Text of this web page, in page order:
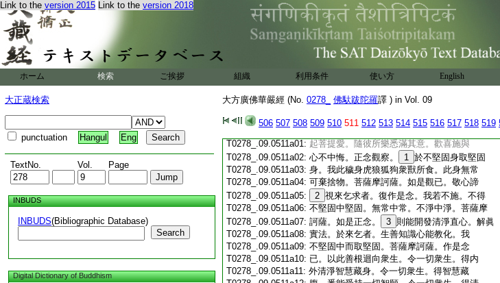
Link to the version 2015 Link to the version 2018
ホーム 検索 ご挨拶 組織 利用条件 使い方 English
大正蔵検索
punctuation Hangul Eng
TextNo. Vol. Page
INBUDS
INBUDS(Bibliographic Database)
Search
Digital Dictionary of Buddhism
大方廣佛華嚴經 (No. 0278_ 佛馱跋陀羅譯 ) in Vol. 09
506 507 508 509 510 511 512 513 514 515 516 517 518 519
T0278_.09.0510c19:慧藏心。大那羅延高勝幢心。衆生大海不可
T0278_.09.0510c20: 盡心。不可＊沮壞那羅延藏心。悉能壞散諸魔
T0278_.09.0510c21:魔業魔軍衆心。威武勇健大丈夫心。無恐怖
T0278_.09.0510c22:
心。大誓莊嚴勝堅固心。最勝生菩薩心。具諸
佛法菩提莊嚴心。坐菩提樹成就一切如來
T0278_.09.0510c24:正法離諸愚癡一切種智正覺之心。具十力
T0278_.09.0510c25:心。是爲菩薩摩訶薩施心善根迴向衆生。令
T0278_.09.0510c26:一切衆生。具足無著十力之心。菩薩摩訶薩。
T0278_.09.0510c27:見有人來乞腸腎肝肺時。如難勝菩薩滅
T0278_.09.0510c28: 惡自在王菩薩。如是等無量菩薩摩訶薩。見
T0278_.09.0511a01: 起菩提愛。隨彼所樂悉滿其意。歡喜施與
T0278_.09.0511a02: 心不中悔。正念觀察。 1 於不堅固身取堅固
T0278_.09.0511a03: 身。我此穢身虎狼狐狗衆獸所食。此身無常
T0278_.09.0511a04: 可棄捨物。菩薩摩訶薩。如是觀已。敬心諦
T0278_.09.0511a05:
2 視來乞求者。復作是念。我若不施。不得
T0278_.09.0511a06: 不堅固中堅固。無常中常。不淨中淨。菩薩摩
T0278_.09.0511a07: 訶薩。如是正念。 3 則能開發清淨直心。解眞
T0278_.09.0511a08: 實法。於來乞者。生善知識心能教化。我
T0278_.09.0511a09: 不堅固中而取堅固。菩薩摩訶薩。作是念
T0278_.09.0511a10: 已。以此善根迴向衆生。令一切衆生。得内
T0278_.09.0511a11: 外清淨智慧藏身。令一切衆生。得智慧藏